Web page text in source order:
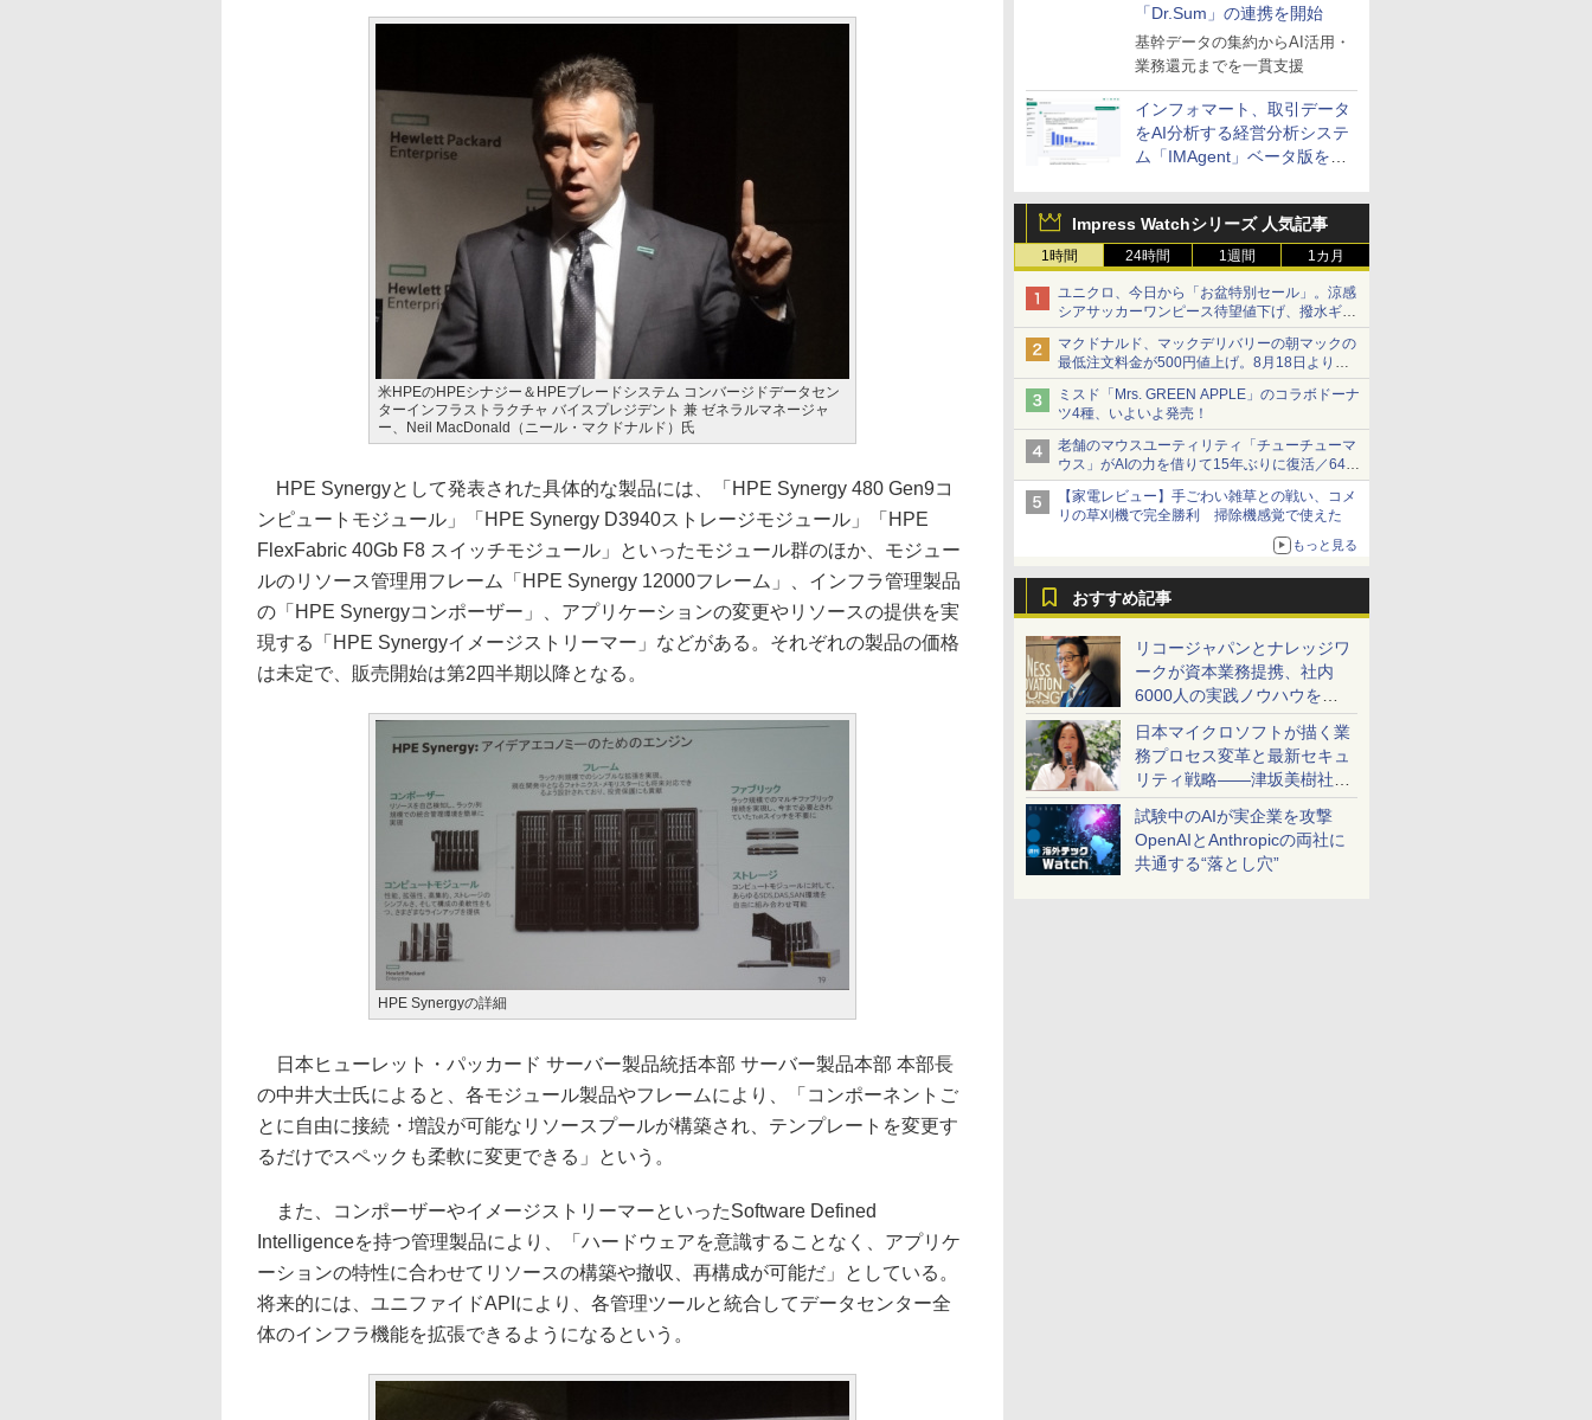
「Dr.Sum」の連携を開始
基幹データの集約からAI活用・
業務還元までを一貫支援
インフォマート、取引データ
をAI分析する経営分析システ
ム「IMAgent」ベータ版を提
Impress Watchシリーズ 人気記事
1時間 24時間 1週間 1カ月
ユニクロ、今日から「お盆特別セール」。涼感
シアサッカーワンピース待望値下げ、撥水ギア
ショーツは1990円に
マクドナルド、マックデリバリーの朝マックの
最低注文料金が500円値上げ。8月18日より
1,500円から受付
ミスド「Mrs. GREEN APPLE」のコラボドーナ
ツ4種、いよいよ発売！
老舗のマウスユーティリティ「チューチューマ
ウス」がAIの力を借りて15年ぶりに復活／64bit
化、Windows 10/11、「Chrome」も走り回
る。復活記念で2026年末まで500円
【家電レビュー】手ごわい雑草との戦い、コメ
リの草刈機で完全勝利 掃除機感覚で使えた
もっと見る
おすすめ記事
リコージャパンとナレッジワ
ークが資本業務提携、社内
6000人の実践ノウハウを生
かした「AI商談記録 for
RICOH」を展開へ
日本マイクロソフトが描く業
務プロセス変革と最新セキュ
リティ戦略――津坂美樹社長
が2027年度戦略を説明
試験中のAIが実企業を攻撃
OpenAIとAnthropicの両社に
共通する“落とし穴”
米HPEのHPEシナジー＆HPEブレードシステム コンバージドデータセン
ターインフラストラクチャ バイスプレジデント 兼 ゼネラルマネージャ
ー、Neil MacDonald（ニール・マクドナルド）氏
HPE Synergyとして発表された具体的な製品には、「HPE Synergy 480 Gen9コ
ンピュートモジュール」「HPE Synergy D3940ストレージモジュール」「HPE
FlexFabric 40Gb F8 スイッチモジュール」といったモジュール群のほか、モジュー
ルのリソース管理用フレーム「HPE Synergy 12000フレーム」、インフラ管理製品
の「HPE Synergyコンポーザー」、アプリケーションの変更やリソースの提供を実
現する「HPE Synergyイメージストリーマー」などがある。それぞれの製品の価格
は未定で、販売開始は第2四半期以降となる。
HPE Synergyの詳細
日本ヒューレット・パッカード サーバー製品統括本部 サーバー製品本部 本部長
の中井大士氏によると、各モジュール製品やフレームにより、「コンポーネントご
とに自由に接続・増設が可能なリソースプールが構築され、テンプレートを変更す
るだけでスペックも柔軟に変更できる」という。
また、コンポーザーやイメージストリーマーといったSoftware Defined
Intelligenceを持つ管理製品により、「ハードウェアを意識することなく、アプリケ
ーションの特性に合わせてリソースの構築や撤収、再構成が可能だ」としている。
将来的には、ユニファイドAPIにより、各管理ツールと統合してデータセンター全
体のインフラ機能を拡張できるようになるという。